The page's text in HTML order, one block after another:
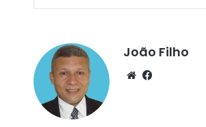
João Filho
We